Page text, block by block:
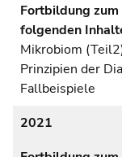
Fortbildung
folgenden
Mikrobiom
Prinzipien der
Fallbeispiele
2021